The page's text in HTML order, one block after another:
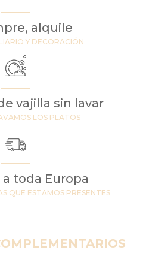
alquile
Y DECORACIÓN
vajilla sin lavar
LOS PLATOS
toda Europa
QUE ESTAMOS PRESENTES